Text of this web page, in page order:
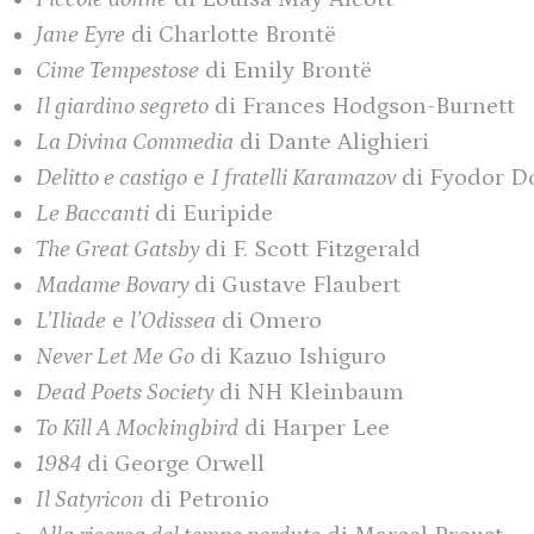
Jane Eyre di Charlotte Brontë
Cime Tempestose di Emily Brontë
Il giardino segreto di Frances Hodgson-Burnett
La Divina Commedia di Dante Alighieri
Delitto e castigo e I fratelli Karamazovdi Fyodor
Le Baccanti di Euripide
The Great Gatsbydi F. Scott Fitzgerald
Madame Bovarydi Gustave Flaubert
L’Iliade e l’Odissea di Omero
Never Let Me Go di Kazuo Ishiguro
Dead Poets Societydi NH Kleinbaum
To Kill A Mockingbird di Harper Lee
1984 di George Orwell
Il Satyricon di Petronio